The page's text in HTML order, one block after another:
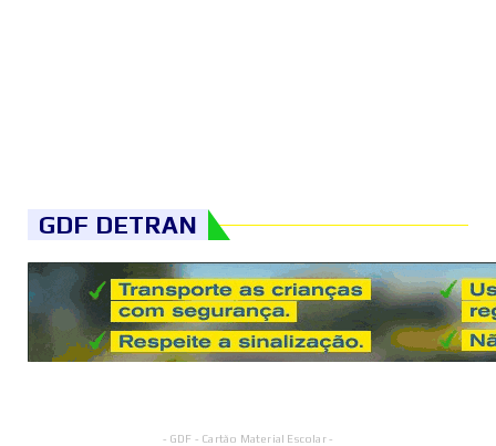
GDF DETRAN
- GDF - Cartão Material Escolar -